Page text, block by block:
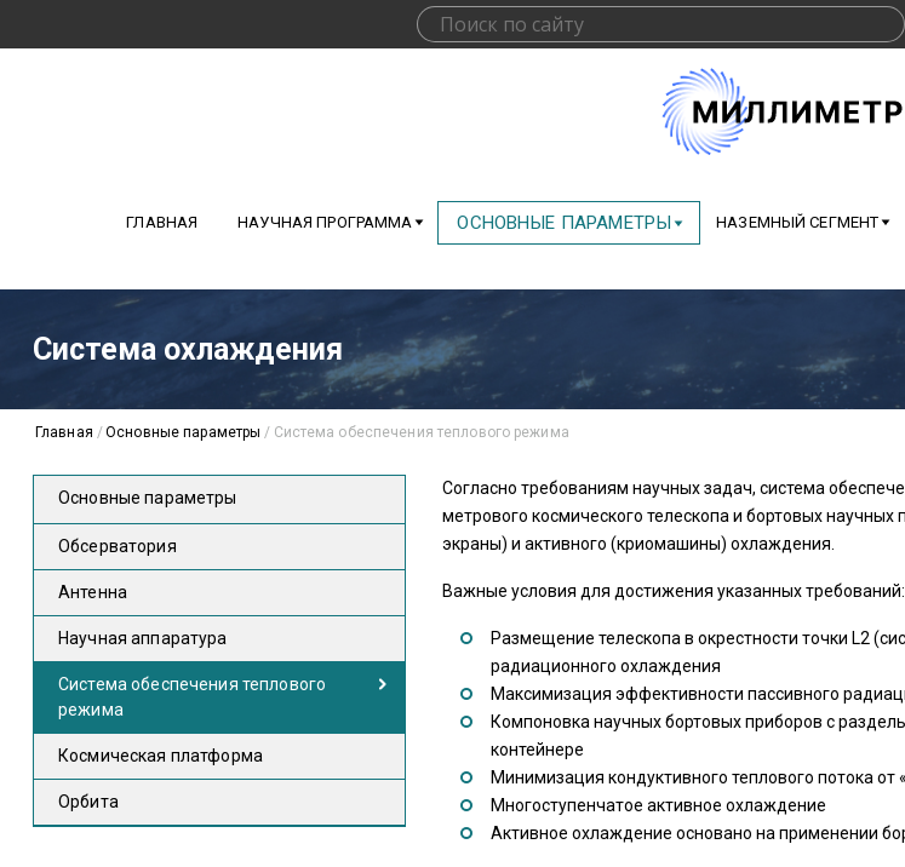
ГЛАВНАЯ НАУЧНАЯ ПРОГРАММА ОСНОВНЫЕ ПАРАМЕТРЫ НАЗЕМНЫЙ СЕГМЕНТ
Система охлаждения
Главная /Основные параметры / Система обеспечения теплового режима
Основные параметры
Обсерватория
Антенна
Научная аппаратура
Система обеспечения теплового
режима
Космическая платформа
Орбита
Согласно требованиям научных задач, система
метрового космического телескопа и бортовых
экраны) и активного (криомашины) охлаждения.
Важные условия для достижения указанных требований:
Размещение телескопа в окрестности точки L2
радиационного охлаждения
Максимизация эффективности пассивного
Компоновка научных бортовых приборов с
контейнере
Минимизация кондуктивного теплового потока от
Многоступенчатое активное охлаждение
Активное охлаждение основано на применении